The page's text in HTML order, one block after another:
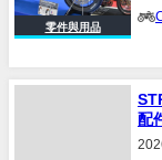
零件與用品
配